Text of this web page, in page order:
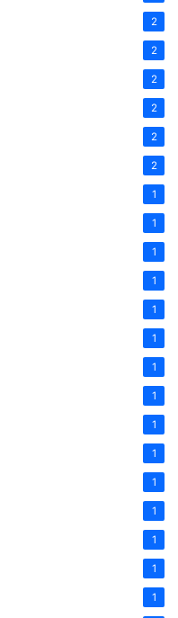
2
2
2
2
2
2
1
1
1
1
1
1
1
1
1
1
1
1
1
1
1